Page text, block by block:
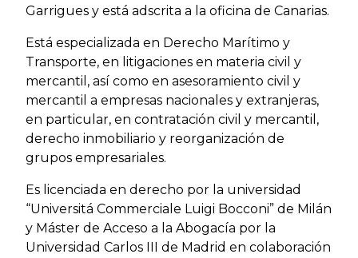
Garrigues y está adscrita a la oficina de Canarias.
Está especializada en Derecho Marítimo y
Transporte, en litigaciones en materia civil y
mercantil, así como en asesoramiento civil y
mercantil a empresas nacionales y extranjeras,
en particular, en contratación civil y mercantil,
derecho inmobiliario y reorganización de
grupos empresariales.
Es licenciada en derecho por la universidad
“Universitá Commerciale Luigi Bocconi” de Milán
y Máster de Acceso a la Abogacía por la
Universidad Carlos III de Madrid en colaboración